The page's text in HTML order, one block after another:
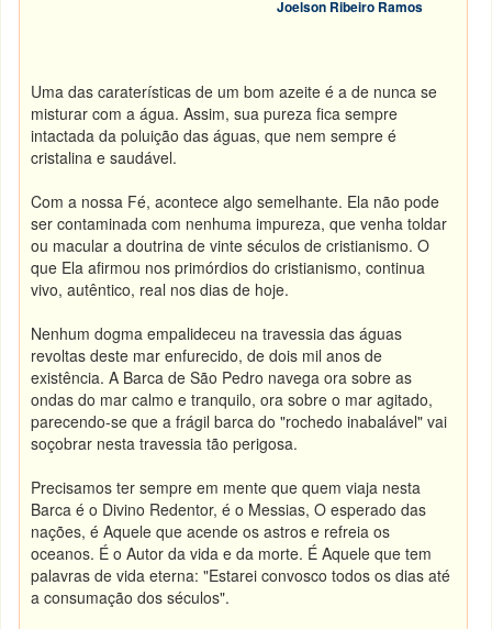
Joelson Ribeiro Ramos
Uma das caraterísticas de um bom azeite é a de nunca se
misturar com a água. Assim, sua pureza fica sempre
intactada da poluição das águas, que nem sempre é
cristalina e saudável.
Com a nossa Fé, acontece algo semelhante. Ela não pode
ser contaminada com nenhuma impureza, que venha toldar
ou macular a doutrina de vinte séculos de cristianismo. O
que Ela afirmou nos primórdios do cristianismo, continua
vivo, autêntico, real nos dias de hoje.
Nenhum dogma empalideceu na travessia das águas
revoltas deste mar enfurecido, de dois mil anos de
existência. A Barca de São Pedro navega ora sobre as
ondas do mar calmo e tranquilo, ora sobre o mar agitado,
parecendo-se que a frágil barca do "rochedo inabalável" vai
soçobrar nesta travessia tão perigosa.
Precisamos ter sempre em mente que quem viaja nesta
Barca é o Divino Redentor, é o Messias, O esperado das
nações, é Aquele que acende os astros e refreia os
oceanos. É o Autor da vida e da morte. É Aquele que tem
palavras de vida eterna: "Estarei convosco todos os dias até
a consumação dos séculos".